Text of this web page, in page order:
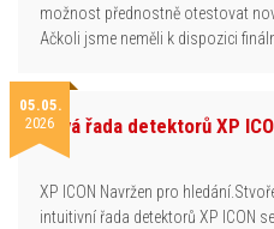
možnost přednostně otestovat
Ačkoli jsme neměli k dispozici
05.05.
2026Nová řada detektorů XP
XP ICON Navržen pro
intuitivní řada detektorů XP ICON